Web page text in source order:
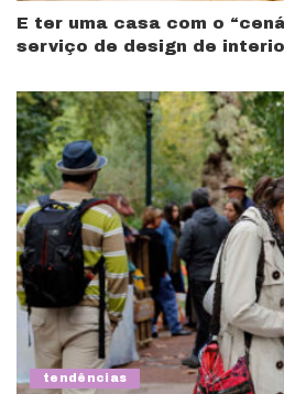
E ter uma casa com o
serviço de design de
tendências